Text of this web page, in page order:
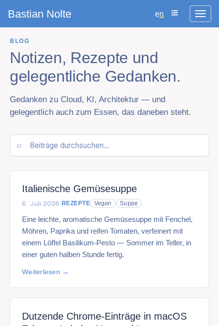
Bastian Nolte en
BLOG
Notizen, Rezepte und
gelegentliche Gedanken.
Gedanken zu Cloud, KI, Architektur — und
gelegentlich auch zum Essen, das daneben steht.
⌕
Italienische Gemüsesuppe
6. Juli 2026 · REZEPTE Vegan Suppe
Eine leichte, aromatische Gemüsesuppe mit Fenchel,
Möhren, Paprika und reifen Tomaten, verfeinert mit
einem Löffel Basilikum-Pesto — Sommer im Teller, in
einer guten halben Stunde fertig.
Weiterlesen
Dutzende Chrome-Einträge in macOS